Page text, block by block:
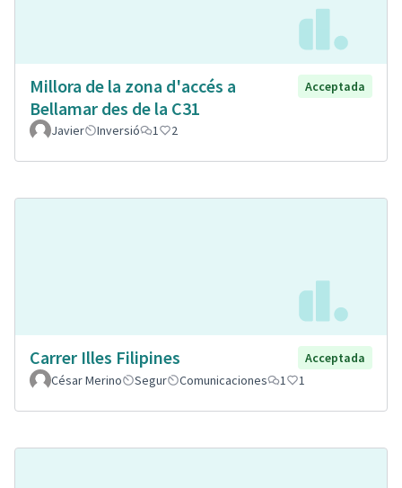
Millora de la zona d'accés a
Bellamar des de la C31
Acceptada
Javier Inversió 1 2
Carrer Illes Filipines
Acceptada
César Merino
Segur Comunicaciones 1 1